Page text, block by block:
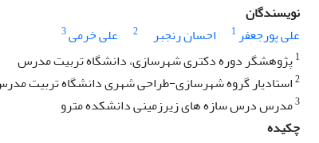
نویسندگان
علی پورجعفر1 احسان رنجبر 2 علی خرمی3
1پژوهشگر دوره دکتری شهرسازی، دانشگاه تربیت مدرس
2استادیار گروه شهرسازی-طراحی شهری دانشگاه تربیت
3مدرس درس سازه های زیرزمینی دانشکده مترو
چکیده